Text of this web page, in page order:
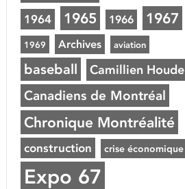
1964 1965 1966 1967
1969 Archives aviation
baseball Camillien Houde
Canadiens de Montréal
Chronique Montréalité
construction crise économique
Expo 67